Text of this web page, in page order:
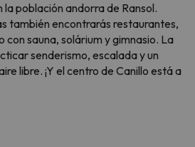
población andorra de Ransol.
también encontrarás restaurantes,
con sauna, solárium y gimnasio. La
senderismo, escalada y un
libre. ¡Y el centro de Canillo está a